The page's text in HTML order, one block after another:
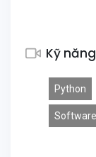
Kỹ
Python